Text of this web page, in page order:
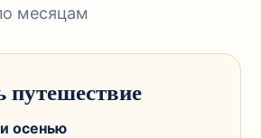
месяцам
осенью